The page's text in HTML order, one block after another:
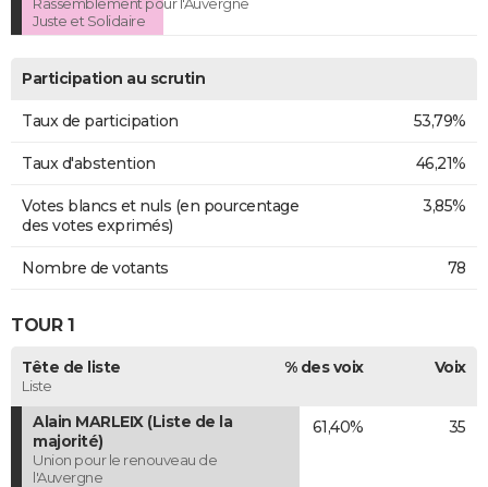
Juste et Solidaire
Participation au scrutin
Taux de participation 53,79%
Taux d'abstention 46,21%
Votes blancs et nuls (en pourcentage
des votes exprimés)
3,85%
Nombre de votants 78
TOUR 1
Tête de liste
Liste
% des voix Voix
Alain MARLEIX (Liste de la
majorité)
Union pour le renouveau de
l'Auvergne
61,40% 35